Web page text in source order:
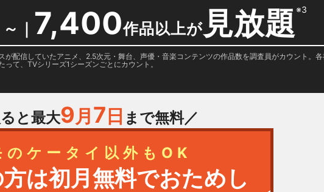
｜ 7,400作品以上が 見放題※3
配信していたアニメ、2.5次元・舞台、声優・音楽コンテンツの作品数を調査員がカウント。各
て、TVシリーズ1シーズンごとにカウント。
と最大9月 7 日 まで無料／
のケータイ以外もOK
は初月無料でおためし